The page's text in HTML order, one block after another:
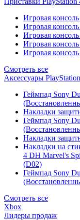
Игровая
Игровая
Игровая
Игровая
Игровая
Смотреть все
Аксессуары
Геймпад Sony
Накладки
Геймпад Sony
Накладки
Накладки на
4 DH Marvel's
(D02)
Геймпад Sony
Смотреть все
Xbox
Лидеры продаж